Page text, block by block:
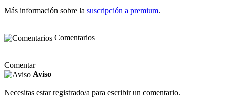
Más información sobre la suscripción a premium.
Comentarios
Comentar
Aviso
Necesitas estar registrado/a para escribir un comentario.